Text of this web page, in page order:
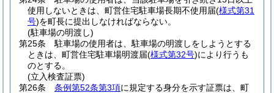
使用しないときは、町営住宅駐車場長期不使用届(様式第31
号)を町長に提出しなければならない。
(駐車場の明渡し)
第25条
駐車場の使用者は、駐車場の明渡しをしようとする
ときは、町営住宅駐車場明渡届(様式第32号)により行うも
のとする。
(立入検査証票)
第26条
条例第52条第3項に規定する身分を示す証票は、町